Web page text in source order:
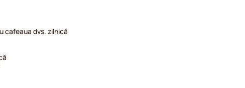
cafeaua dvs. zilnică